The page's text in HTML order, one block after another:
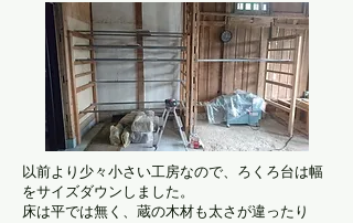
以前より少々小さい工房なので、ろくろ台は幅
をサイズダウンしました。
床は平では無く、蔵の木材も太さが違ったり